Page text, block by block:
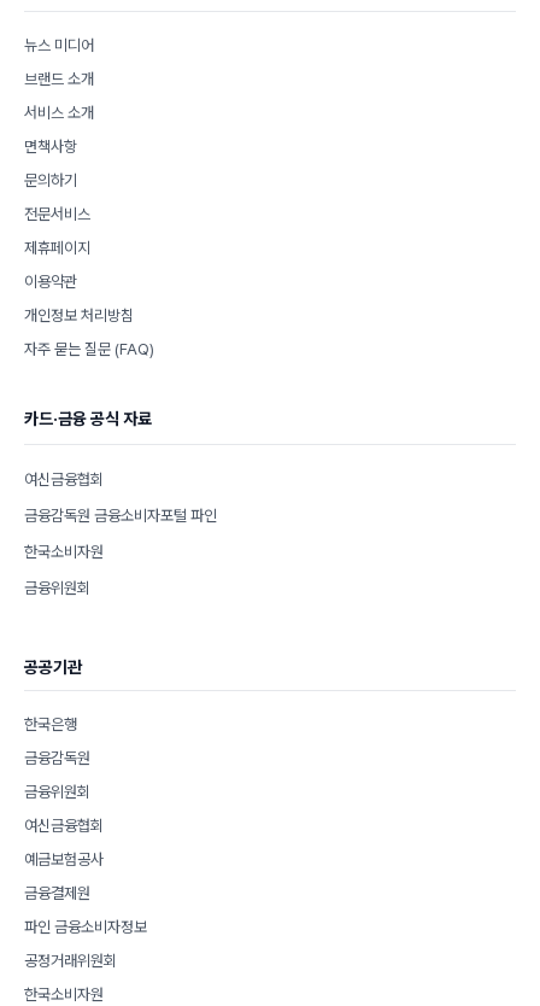
뉴스 미디어
브랜드 소개
서비스 소개
면책사항
문의하기
전문서비스
제휴페이지
이용약관
개인정보 처리방침
자주 묻는 질문 (FAQ)
카드·금융 공식 자료
여신금융협회
금융감독원 금융소비자포털 파인
한국소비자원
금융위원회
공공기관
한국은행
금융감독원
금융위원회
여신금융협회
예금보험공사
금융결제원
파인 금융소비자정보
공정거래위원회
한국소비자원